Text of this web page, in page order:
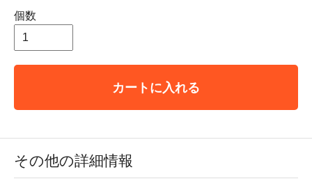
個数
カートに入れる
その他の詳細情報